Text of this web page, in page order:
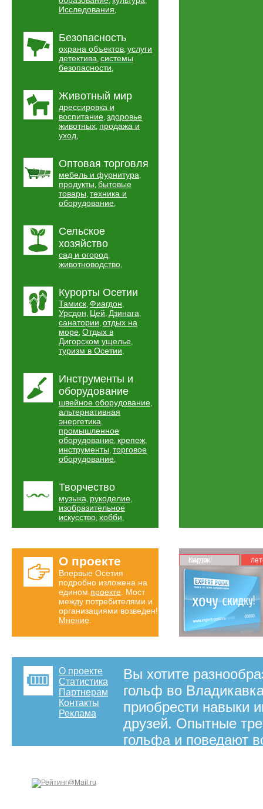
Исследования,
Безопасность
охрана объектов, услуги
детектива, системы
безопасности,
Животный мир
дрессировка и
воспитание, здоровье
животных, продажа и
уход,
Оптовая торговля
мебель и фурнитура,
продукты, бытовые
товары, техника и
оборудование,
Сельское
хозяйство
сад и огород,
животноводство,
Курорты Осетии
Тамиск, Фиагдон,
Урсдон, Цей, Дзинага,
санатории, отдых на
море, Отдых в
Дигорском ущелье,
туризм в Осетии,
Инструменты и
оборудование
швейное оборудование,
альтернативная
энергетика,
промышленное
оборудование, крепеж,
инструменты, торговое
оборудование,
Творчество
музыка, рукоделие,
изобразительное
искусство, хобби,
О проекте
Впервые Осетия
подробно изложена на
едином проекте . Мост
между потребителями и
организациями возведен!
Мнение
Карта скидок!
О проекте
Статистика
Партнерам
Контакты
Реклама
Вы хотите
гольф во
приобрести навыки
друзей. Опытные
гольфа и поведают